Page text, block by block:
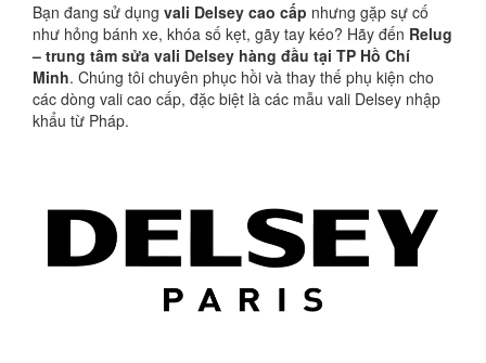
Bạn đang sử dụng vali Delsey cao cấp nhưng gặp sự cố
như hỏng bánh xe, khóa số kẹt, gãy tay kéo? Hãy đến Relug
– trung tâm sửa vali Delsey hàng đầu tại TP Hồ Chí
Minh. Chúng tôi chuyên phục hồi và thay thế phụ kiện cho
các dòng vali cao cấp, đặc biệt là các mẫu vali Delsey nhập
khẩu từ Pháp.